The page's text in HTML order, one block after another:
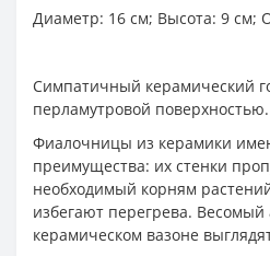
Диаметр: 16 см; Высота: 9 см;
Симпатичный керамический
перламутровой поверхностью.
Фиалочницы из керамики
преимущества: их стенки
необходимый корням
избегают перегрева.
керамическом вазоне